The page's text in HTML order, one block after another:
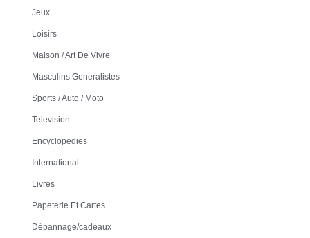
Jeux
Loisirs
Maison / Art De Vivre
Masculins Generalistes
Sports / Auto / Moto
Television
Encyclopedies
International
Livres
Papeterie Et Cartes
Dépannage/cadeaux